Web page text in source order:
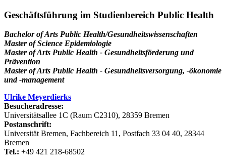
Geschäftsführung im Studienbereich Public Health
Bachelor of Arts Public Health/Gesundheitswissenschaften
Master of Science Epidemiologie
Master of Arts Public Health - Gesundheitsförderung und
Prävention
Master of Arts Public Health - Gesundheitsversorgung, -ökonomie
und -management
Ulrike Meyerdierks
Besucheradresse:
Universitätsallee 1C (Raum C2310), 28359 Bremen
Postanschrift:
Universität Bremen, Fachbereich 11, Postfach 33 04 40, 28344
Bremen
Tel.: +49 421 218-68502